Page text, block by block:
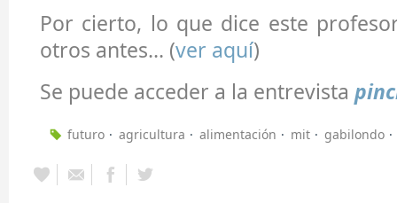
Por cierto, lo que dice este
otros antes... (ver aquí)
Se puede acceder a la entrevista
futuro agricultura alimentación mit gabilondo